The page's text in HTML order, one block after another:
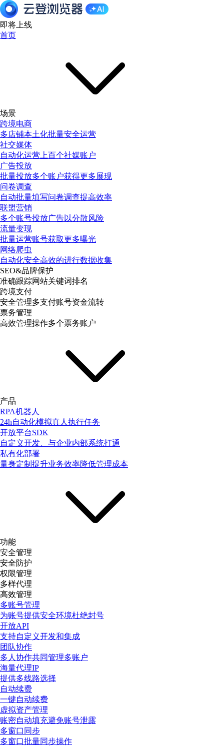
即将上线
首页
场景
跨境电商
多店铺本土化批量安全运营
社交媒体
自动化运营上百个社媒账户
广告投放
批量投放多个账户获得更多展现
问卷调查
自动批量填写问卷调查提高效率
联盟营销
多个账号投放广告以分散风险
流量变现
批量运营账号获取更多曝光
网络爬虫
自动化安全高效的进行数据收集
SEO&品牌保护
准确跟踪网站关键词排名
跨境支付
安全管理多支付账号资金流转
票务管理
高效管理操作多个票务账户
产品
RPA机器人
24h自动化模拟真人执行任务
开放平台SDK
自定义开发、与企业内部系统打通
私有化部署
量身定制提升业务效率降低管理成本
功能
安全管理
安全防护
权限管理
多样代理
高效管理
多账号管理
为账号提供安全环境杜绝封号
开放API
支持自定义开发和集成
团队协作
多人协作共同管理多账户
海量代理IP
提供多线路选择
自动续费
一键自动续费
虚拟资产管理
账密自动填充避免账号泄露
多窗口同步
多窗口批量同步操作